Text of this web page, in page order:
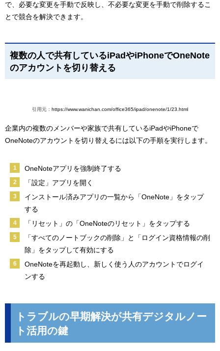
で、必要な変更を手動で反映し、不必要な変更を手動で削除するこ
とで競合を解決できます。
複数の人で共有しているiPadやiPhoneでOneNote
のアカウントを切り替える
引用元： https://www.wanichan.com/office365/ipad/onenote/1/23.html
企業内の複数のメンバーや家族で共有しているiPadやiPhoneで
OneNoteのアカウントを切り替えるには以下の手順を実行します。
OneNoteアプリを強制終了する
「設定」アプリを開く
インストール済みアプリの一覧から「OneNote」をタップ
する
「リセット」の「OneNoteのリセット」をタップする
「すべてのノートブックの削除」と「ログイン資格情報の削
除」をタップして有効にする
OneNoteを再起動し、新しく使う人のアカウントでログイ
ンする
トラブルの早期解決が共有デジタルノー
ト活用の鍵